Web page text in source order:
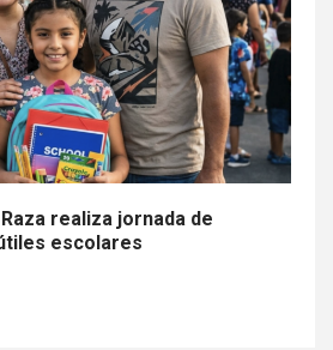
realiza jornada de
escolares